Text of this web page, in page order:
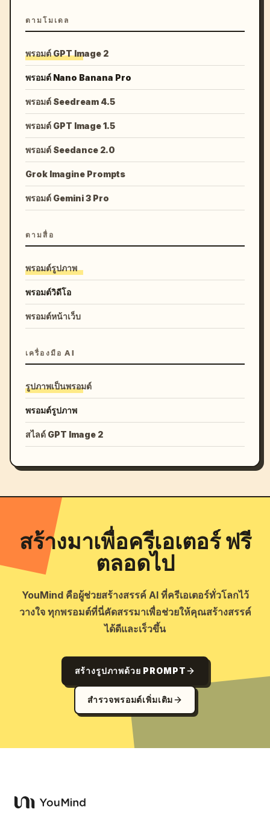
ตามโมเดล
พรอมต์ GPT Image 2
พรอมต์ Nano Banana Pro
พรอมต์ Seedream 4.5
พรอมต์ GPT Image 1.5
พรอมต์ Seedance 2.0
Grok Imagine Prompts
พรอมต์ Gemini 3 Pro
ตามสื่อ
พรอมต์รูปภาพ
พรอมต์วิดีโอ
พรอมต์หน้าเว็บ
เครื่องมือ AI
รูปภาพเป็นพรอมต์
พรอมต์รูปภาพ
สไลด์ GPT Image 2
สร้างมาเพื่อครีเอเตอร์ ฟรี
ตลอดไป
YouMind คือผู้ช่วยสร้างสรรค์ AI ที่ครีเอเตอร์ทั่วโลกไว้
วางใจ ทุกพรอมต์ที่นี่คัดสรรมาเพื่อช่วยให้คุณสร้างสรรค์
ได้ดีและเร็วขึ้น
สร้างรูปภาพด้วย PROMPT
สำรวจพรอมต์เพิ่มเติม